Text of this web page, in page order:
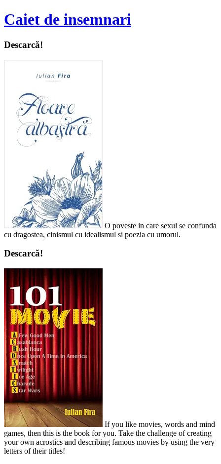
Caiet de insemnari
Descarcă!
O poveste in care sexul se confunda
cu dragostea, cinismul cu idealismul si poezia cu umorul.
Descarcă!
If you like movies, words and mind
games, then this is the book for you. Take the challenge of creating
your own acrostics and describing famous movies by using the very
letters of their titles!